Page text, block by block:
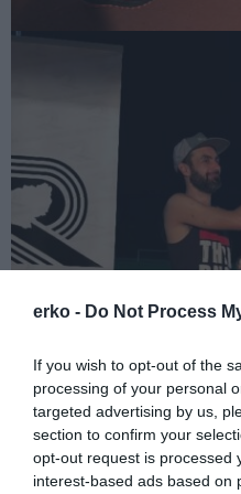
erko - Do Not Process
If you wish to opt-out of the
processing of your personal
targeted advertising by us,
section to confirm your
opt-out request is processed
interest-based ads based on